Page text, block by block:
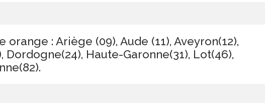
orange : Ariège (09), Aude (11), Aveyron(12),
Dordogne(24), Haute-Garonne(31), Lot(46),